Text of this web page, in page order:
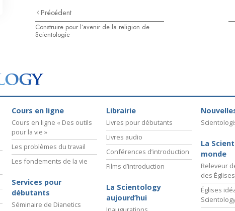
Précédent
Construire pour l’avenir de la religion de
Scientologie
Cours en ligne
Cours en ligne « Des outils
pour la vie »
Les problèmes du travail
Les fondements de la vie
Services pour
débutants
Séminaire de Dianetics
Librairie
Livres pour débutants
Livres audio
Conférences d’introduction
Films d’introduction
La Scientology
aujourd’hui
La
monde
Releveur
des Églises
Églises
Scientology